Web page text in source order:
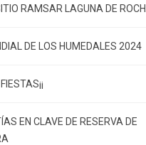
RAMSAR LAGUNA DE
DE LOS HUMEDALES 2024
EN CLAVE DE RESERVA DE